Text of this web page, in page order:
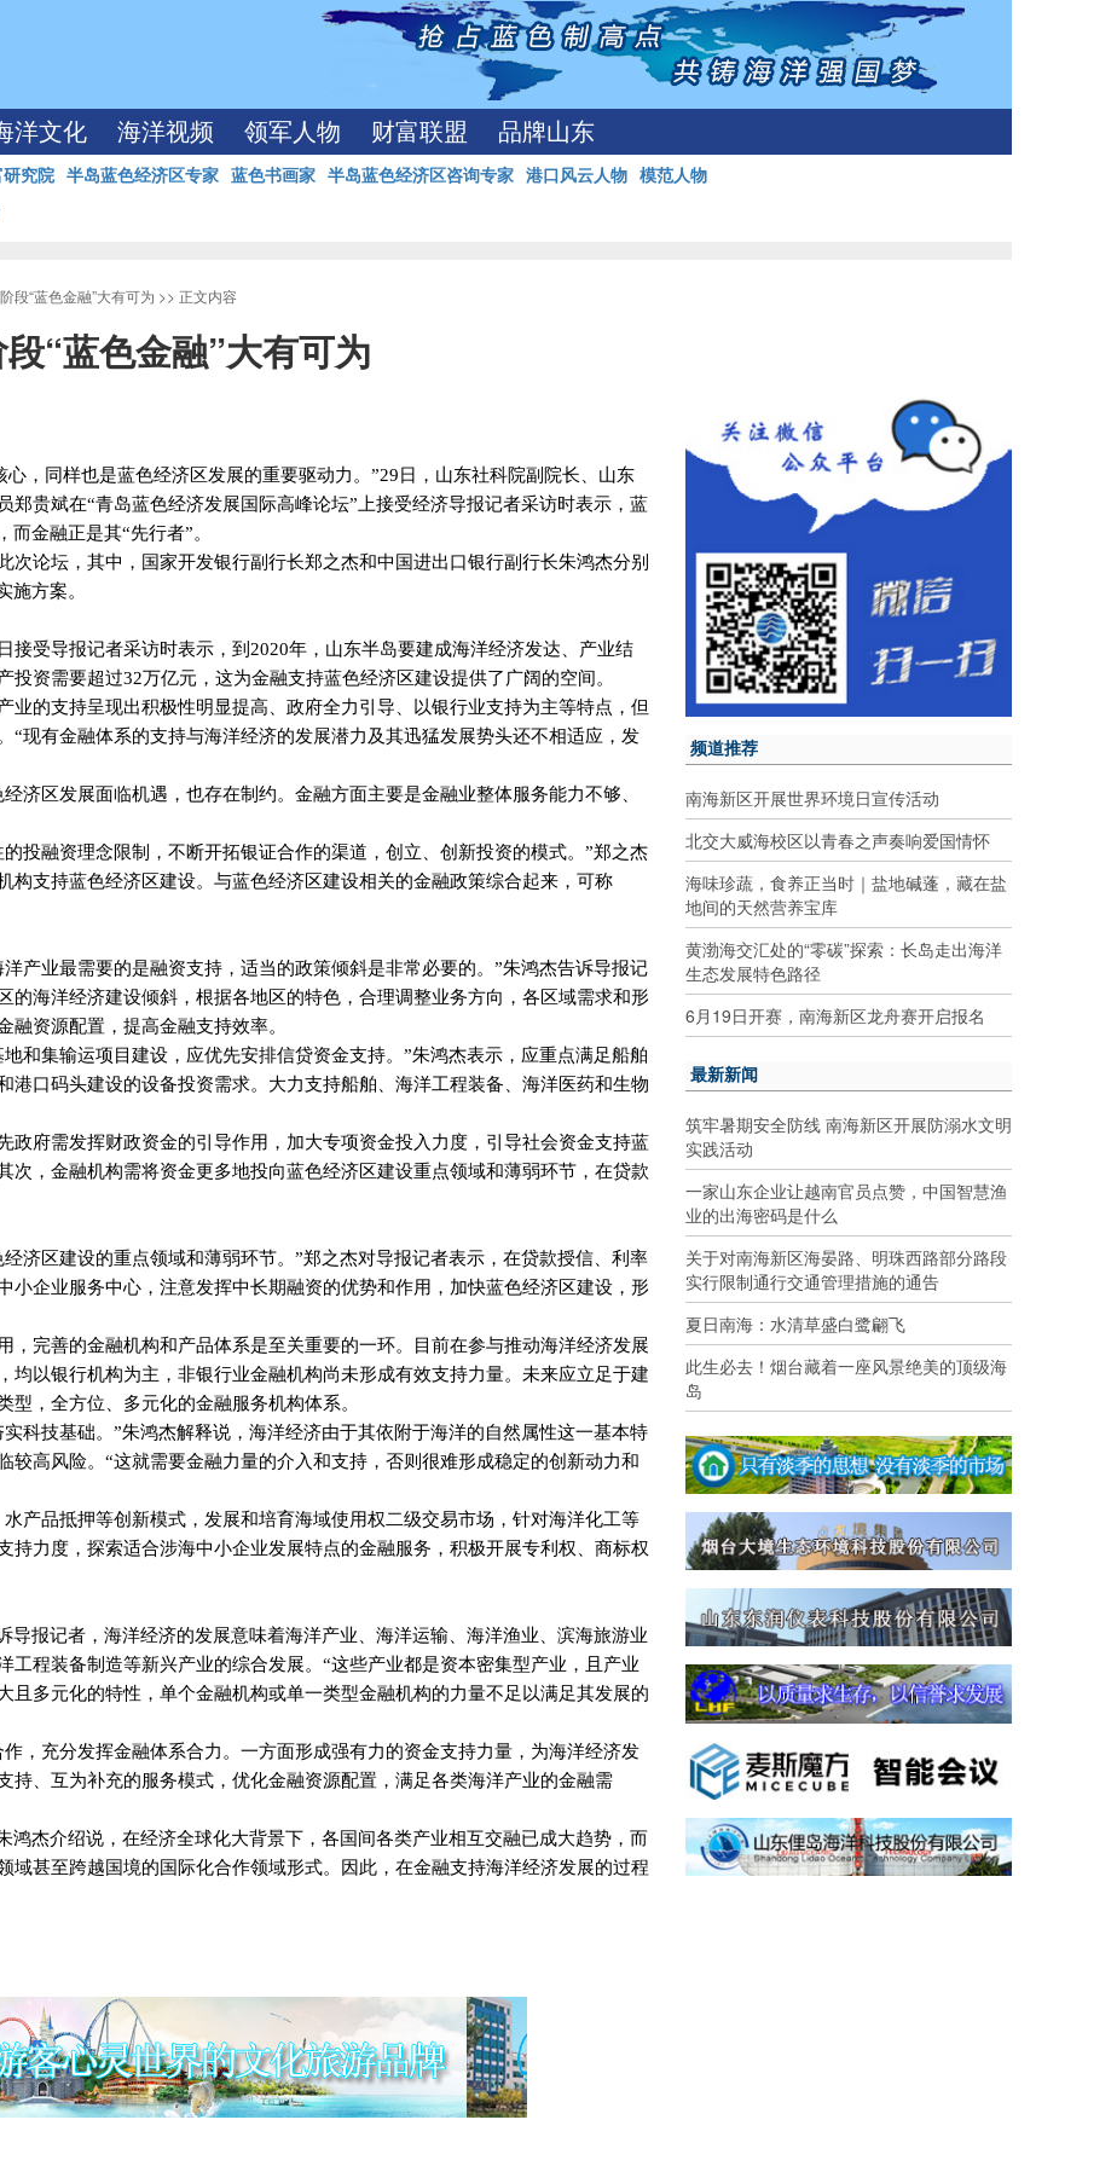
洋文化 海洋视频 领军人物 财富联盟 品牌山东
究院 半岛蓝色经济区专家 蓝色书画家 半岛蓝色经济区咨询专家 港口风云人物 模范人物
段“蓝色金融”大有可为 >> 正文内容
“蓝色金融”大有可为
，同样也是蓝色经济区发展的重要驱动力。”29 日，山东社科院副院长、山东
郑贵斌在“青岛蓝色经济发展国际高峰论坛”上接受经济导报记者采访时表示，蓝
金融正是其“先行者”。
论坛，其中，国家开发银行副行长郑之杰和中国进出口银行副行长朱鸿杰分别
施方案。
日接受导报记者采访时表示，到 2020年，山东半岛要建成海洋经济发达、产业结
投资需要超过32万亿元，这为金融支持蓝色经济区建设提供了广阔的空间。
业的支持呈现出积极性明显提高、政府全力引导、以银行业支持为主等特点，但
“现有金融体系的支持与海洋经济的发展潜力及其迅猛发展势头还不相适应，发
济区发展面临机遇，也存在制约。金融方面主要是金融业整体服务能力不够、
投融资理念限制，不断开拓银证合作的渠道，创立、创新投资的模式。”郑之杰
构支持蓝色经济区建设。与蓝色经济区建设相关的金融政策综合起来，可称
产业最需要的是融资支持，适当的政策倾斜是非常必要的。”朱鸿杰告诉导报记
的海洋经济建设倾斜，根据各地区的特色，合理调整业务方向，各区域需求和形
资源配置，提高金融支持效率。
和集输运项目建设，应优先安排信贷资金支持。”朱鸿杰表示，应重点满足船舶
港口码头建设的设备投资需求。大力支持船舶、海洋工程装备、海洋医药和生物
政府需发挥财政资金的引导作用，加大专项资金投入力度，引导社会资金支持蓝
次，金融机构需将资金更多地投向蓝色经济区建设重点领域和薄弱环节，在贷款
济区建设的重点领域和薄弱环节。”郑之杰对导报记者表示，在贷款授信、利率
小企业服务中心，注意发挥中长期融资的优势和作用，加快蓝色经济区建设，形
，完善的金融机构和产品体系是至关重要的一环。目前在参与推动海洋经济发展
均以银行机构为主，非银行业金融机构尚未形成有效支持力量。未来应立足于建
，全方位、多元化的金融服务机构体系。
科技基础。”朱鸿杰解释说，海洋经济由于其依附于海洋的自然属性这一基本特
较高风险。“这就需要金融力量的介入和支持，否则很难形成稳定的创新动力和
产品抵押等创新模式，发展和培育海域使用权二级交易市场，针对海洋化工等
持力度，探索适合涉海中小企业发展特点的金融服务，积极开展专利权、商标权
导报记者，海洋经济的发展意味着海洋产业、海洋运输、海洋渔业、滨海旅游业
工程装备制造等新兴产业的综合发展。“这些产业都是资本密集型产业，且产业
且多元化的特性，单个金融机构或单一类型金融机构的力量不足以满足其发展的
，充分发挥金融体系合力。一方面形成强有力的资金支持力量，为海洋经济发
持、互为补充的服务模式，优化金融资源配置，满足各类海洋产业的金融需
鸿杰介绍说，在经济全球化大背景下，各国间各类产业相互交融已成大趋势，而
域甚至跨越国境的国际化合作领域形式。因此，在金融支持海洋经济发展的过程
频道推荐
南海新区开展世界环境日宣传活动
北交大威海校区以青春之声奏响爱国情怀
海味珍蔬，食养正当时｜盐地碱蓬，藏在盐
地间的天然营养宝库
黄渤海交汇处的“零碳”探索：长岛走出海洋
生态发展特色路径
6月19日开赛，南海新区龙舟赛开启报名
最新新闻
筑牢暑期安全防线 南海新区开展防溺水文明
实践活动
一家山东企业让越南官员点赞，中国智慧渔
业的出海密码是什么
关于对南海新区海晏路、明珠西路部分路段
实行限制通行交通管理措施的通告
夏日南海：水清草盛白鹭翩飞
此生必去！烟台藏着一座风景绝美的顶级海
岛